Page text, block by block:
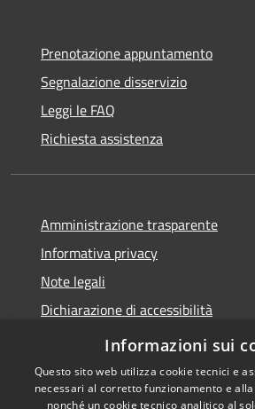
Prenotazione appuntamento
Segnalazione disservizio
Leggi le FAQ
Richiesta assistenza
Amministrazione trasparente
Informativa privacy
Note legali
Dichiarazione di accessibilità
WhistleblowingPAInformazioni sui
Questo sito web utilizza cookie tecnici e
necessari al corretto funzionamento e
nonché un cookie tecnico analitico al